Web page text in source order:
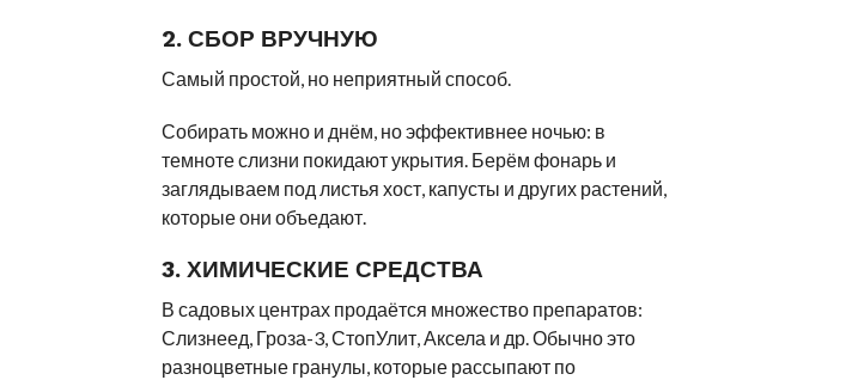
2. СБОР ВРУЧНУЮ
Самый простой, но неприятный способ.
Собирать можно и днём, но эффективнее ночью: в
темноте слизни покидают укрытия. Берём фонарь и
заглядываем под листья хост, капусты и других растений,
которые они объедают.
3. ХИМИЧЕСКИЕ СРЕДСТВА
В садовых центрах продаётся множество препаратов:
Слизнеед, Гроза-3, СтопУлит, Аксела и др. Обычно это
разноцветные гранулы, которые рассыпают по